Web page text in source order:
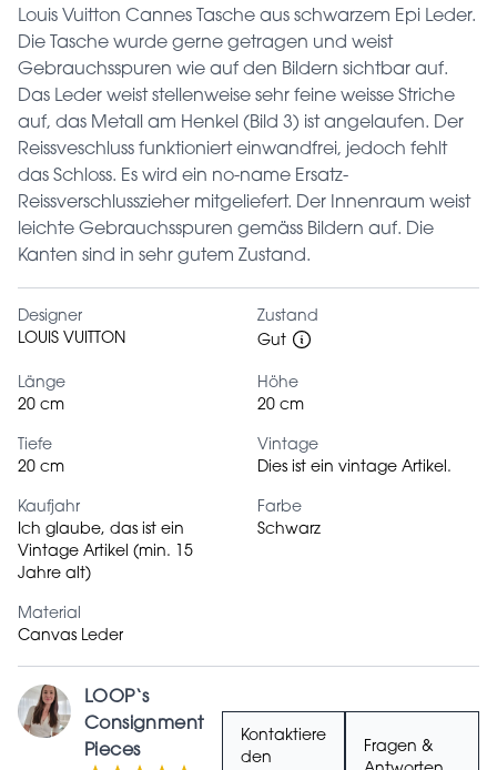
Louis Vuitton Cannes Tasche aus schwarzem Epi Leder.
Die Tasche wurde gerne getragen und weist
Gebrauchsspuren wie auf den Bildern sichtbar auf.
Das Leder weist stellenweise sehr feine weisse Striche
auf, das Metall am Henkel (Bild 3) ist angelaufen. Der
Reissveschluss funktioniert einwandfrei, jedoch fehlt
das Schloss. Es wird ein no-name Ersatz-
Reissverschlusszieher mitgeliefert. Der Innenraum weist
leichte Gebrauchsspuren gemäss Bildern auf. Die
Kanten sind in sehr gutem Zustand.
Designer
LOUIS VUITTON
Zustand
Gut
Länge
20 cm
Höhe
20 cm
Tiefe
20 cm
Vintage
Dies ist ein vintage Artikel.
Kaufjahr
Ich glaube, das ist ein
Vintage Artikel (min. 15
Jahre alt)
Farbe
Schwarz
Material
Canvas Leder
LOOP‘s
Consignment
Pieces
Kontaktiere
den
Fragen &